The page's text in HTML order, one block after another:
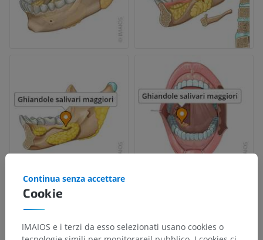
Cookie
Continua senza accettare
IMAIOS e i terzi da esso selezionati usano cookies o